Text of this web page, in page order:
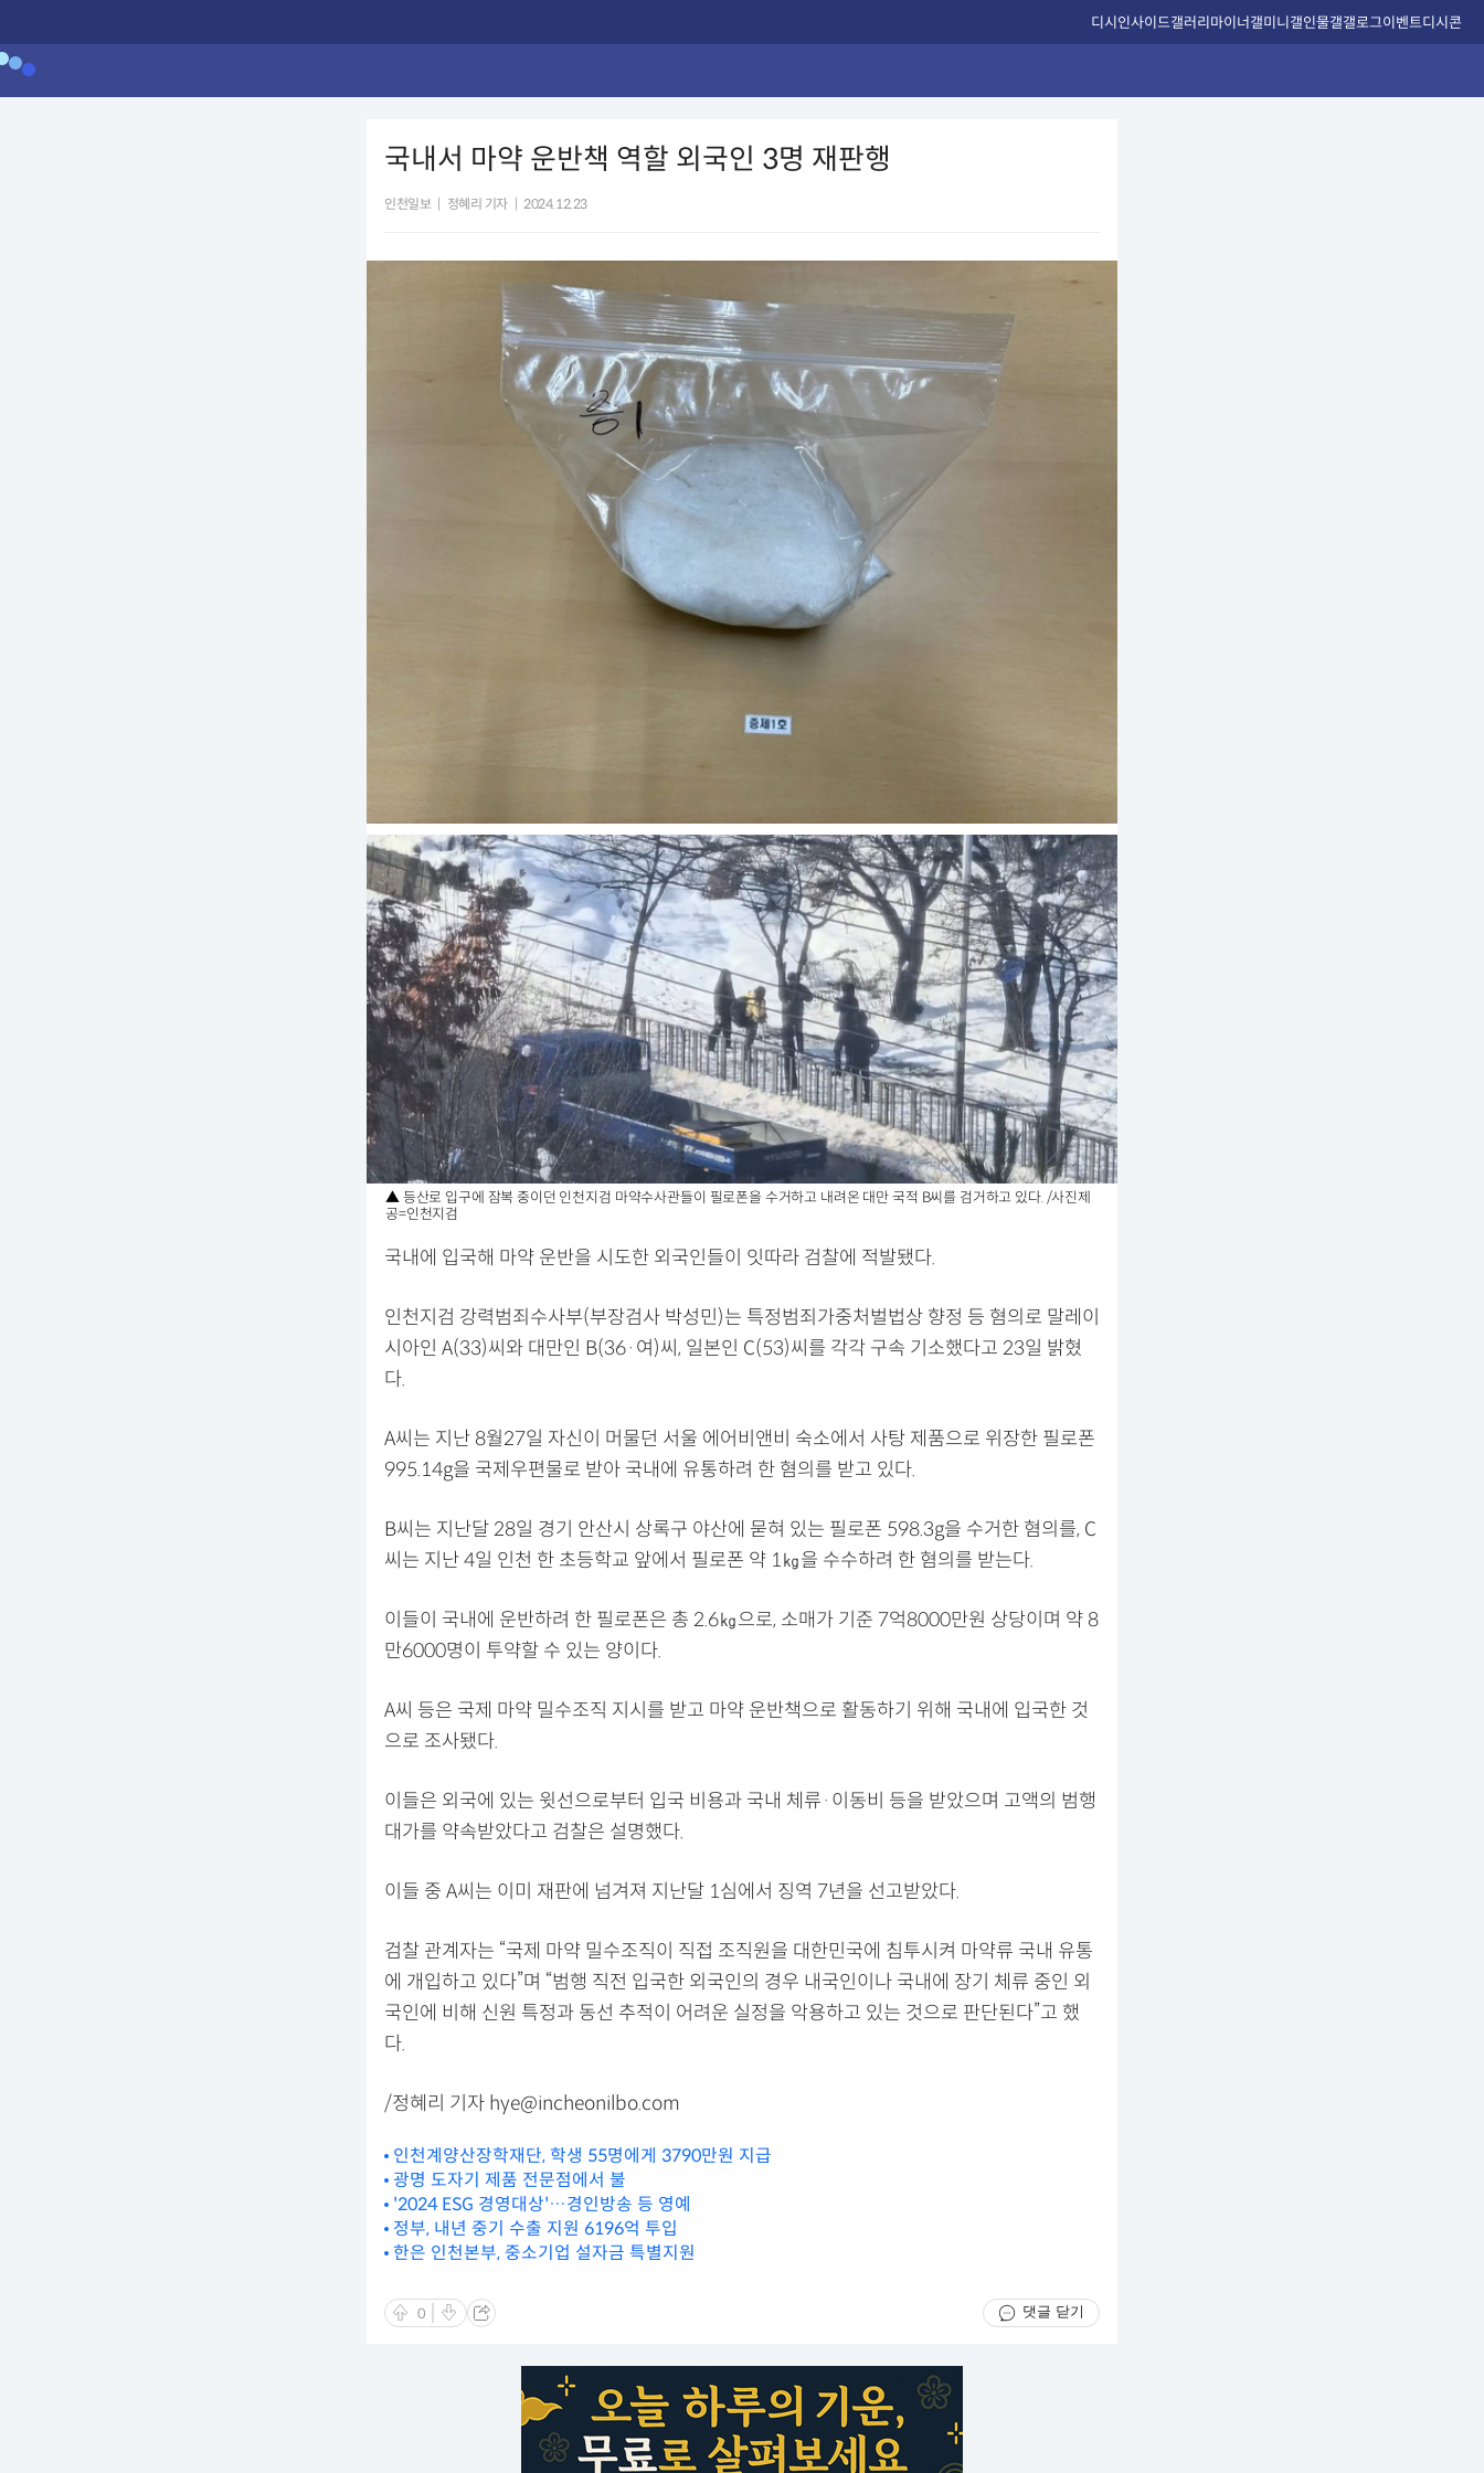
디시인사이드갤러리마이너갤미니갤인물갤갤로그이벤트디시콘
국내서 마약 운반책 역할 외국인 3명 재판행
인천일보 정혜리 기자 2024.12.23
▲ 등산로 입구에 잠복 중이던 인천지검 마약수사관들이 필로폰을 수거하고 내려온 대만 국적 B씨를 검거하고 있다. /사진제
공=인천지검
국내에 입국해 마약 운반을 시도한 외국인들이 잇따라 검찰에 적발됐다.
인천지검 강력범죄수사부(부장검사 박성민)는 특정범죄가중처벌법상 향정 등 혐의로 말레이
시아인 A(33)씨와 대만인 B(36·여)씨, 일본인 C(53)씨를 각각 구속 기소했다고 23일 밝혔
다.
A씨는 지난 8월27일 자신이 머물던 서울 에어비앤비 숙소에서 사탕 제품으로 위장한 필로폰
995.14g을 국제우편물로 받아 국내에 유통하려 한 혐의를 받고 있다.
B씨는 지난달 28일 경기 안산시 상록구 야산에 묻혀 있는 필로폰 598.3g을 수거한 혐의를, C
씨는 지난 4일 인천 한 초등학교 앞에서 필로폰 약 1㎏을 수수하려 한 혐의를 받는다.
이들이 국내에 운반하려 한 필로폰은 총 2.6㎏으로, 소매가 기준 7억8000만원 상당이며 약 8
만6000명이 투약할 수 있는 양이다.
A씨 등은 국제 마약 밀수조직 지시를 받고 마약 운반책으로 활동하기 위해 국내에 입국한 것
으로 조사됐다.
이들은 외국에 있는 윗선으로부터 입국 비용과 국내 체류·이동비 등을 받았으며 고액의 범행
대가를 약속받았다고 검찰은 설명했다.
이들 중 A씨는 이미 재판에 넘겨져 지난달 1심에서 징역 7년을 선고받았다.
검찰 관계자는 “국제 마약 밀수조직이 직접 조직원을 대한민국에 침투시켜 마약류 국내 유통
에 개입하고 있다”며 “범행 직전 입국한 외국인의 경우 내국인이나 국내에 장기 체류 중인 외
국인에 비해 신원 특정과 동선 추적이 어려운 실정을 악용하고 있는 것으로 판단된다”고 했
다.
/정혜리 기자 hye@incheonilbo.com
인천계양산장학재단, 학생 55명에게 3790만원 지급
광명 도자기 제품 전문점에서 불
'2024 ESG 경영대상'…경인방송 등 영예
정부, 내년 중기 수출 지원 6196억 투입
한은 인천본부, 중소기업 설자금 특별지원
0 댓글 닫기